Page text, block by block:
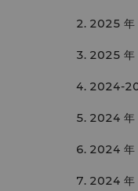
2025 年
2025 年
2024-
2024 年
2024 年
2024 年